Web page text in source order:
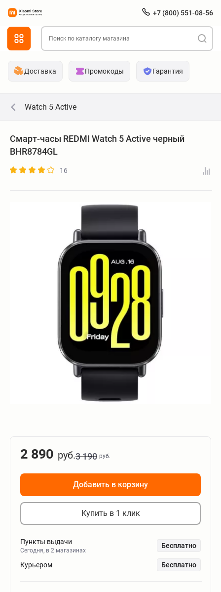
+7 (800) 551-08-56
Доставка Промокоды Гарантия
Watch 5 Active
Смарт-часы REDMI Watch 5 Active черный
BHR8784GL
16
2 890 руб.3 190 руб.
Добавить в корзину
Купить в 1 клик
Пункты выдачи
Сегодня, в 2 магазинах
Бесплатно
Курьером Бесплатно